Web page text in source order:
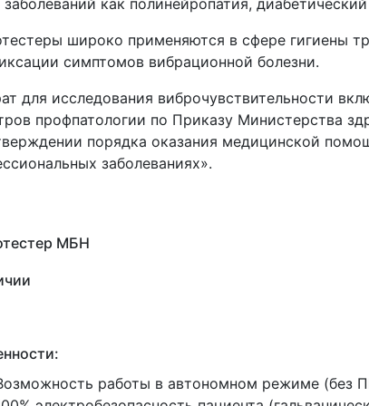
широко применяются в сфере гигиены
симптомов вибрационной болезни.
для исследования виброчувствительности
профпатологии по Приказу Министерства
порядка оказания медицинской
заболеваниях».
МБН
работы в автономном режиме (без